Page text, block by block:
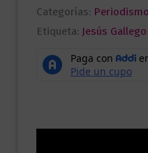
Categorías: Periodismo
Etiqueta: Jesús Gallego